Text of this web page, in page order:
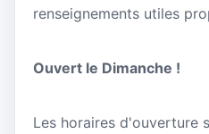
renseignements utiles
Ouvert le Dimanche !
Les horaires d'ouverture